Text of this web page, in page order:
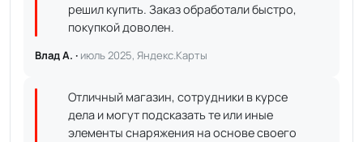
решил купить. Заказ обработали быстро,
покупкой доволен.
Влад А. · июль 2025, Яндекс.Карты
Отличный магазин, сотрудники в курсе
дела и могут подсказать те или иные
элементы снаряжения на основе своего